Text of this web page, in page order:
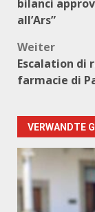
bilanci
all’Ars”
Weiter
Escalation di
farmacie di
VERWANDTE